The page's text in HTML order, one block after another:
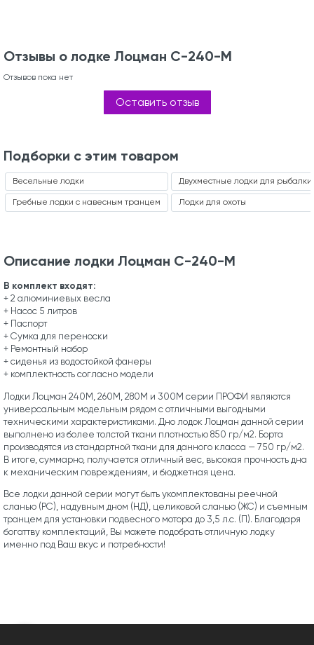
Отзывы о лодке Лоцман С-240-М
Отзывов пока нет
Оставить отзыв
Подборки с этим товаром
Весельные лодки
Гребные лодки с навесным транцем
Двухместные лодки для рыбалки
Лодки для охоты
Описание лодки Лоцман С-240-М
В комплект входят:
+ 2 алюминиевых весла
+ Насос 5 литров
+ Паспорт
+ Сумка для переноски
+ Ремонтный набор
+ сиденья из водостойкой фанеры
+ комплектность согласно модели
Лодки Лоцман 240М, 260М, 280М и 300М серии ПРОФИ являются
универсальным модельным рядом с отличными выгодными
техническими характеристиками. Дно лодок Лоцман данной серии
выполнено из более толстой ткани плотностью 850 гр/м2. Борта
производятся из стандартной ткани для данного класса — 750 гр/м2.
В итоге, суммарно, получается отличный вес, высокая прочность дна
к механическим повреждениям, и бюджетная цена.
Все лодки данной серии могут быть укомплектованы реечной
сланью (РС), надувным дном (НД), целиковой сланью (ЖС) и съемным
транцем для установки подвесного мотора до 3,5 л.с. (П). Благодаря
богаттву комплектаций, Вы можете подобрать отличную лодку
именно под Ваш вкус и потребности!